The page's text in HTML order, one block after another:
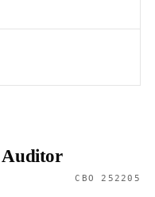
Auditor
CBO 252205